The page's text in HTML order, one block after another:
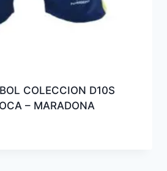
COLECCION D10S
– MARADONA